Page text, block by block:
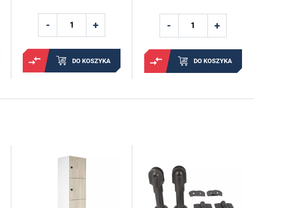
DO KOSZYKA DO KOSZYKA